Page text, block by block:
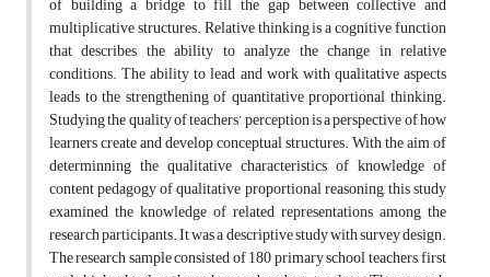
multiplicative structures. Relative thinking is a cognitive function
that describes the ability to analyze the change in relative
conditions. The ability to lead and work with qualitative aspects
leads to the strengthening of quantitative proportional thinking.
Studying the quality of teachers’ perception is a perspective of how
learners create and develop conceptual structures. With the aim of
determinning the qualitative characteristics of knowledge of
content pedagogy of qualitative proportional reasoning, this study
examined the knowledge of related representations among the
research participants. It was a descriptive study with survey design.
The research sample consisted of 180 primary school teachers, first